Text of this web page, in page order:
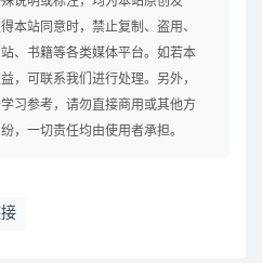
本站同意时，禁止复制、盗用、
、书籍等各类媒体平台。如若本
，可联系我们进行处理。另外，
习参考，请勿直接商用或其他方
，一切责任均由使用者承担。